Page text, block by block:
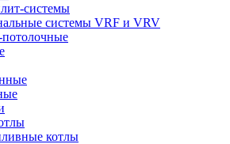
системы
системы VRF и VRV
котлы